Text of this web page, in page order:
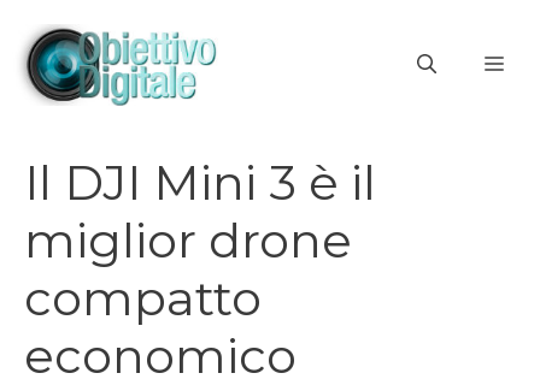
contenuto
Il DJI Mini 3 è il
miglior drone
compatto
economico